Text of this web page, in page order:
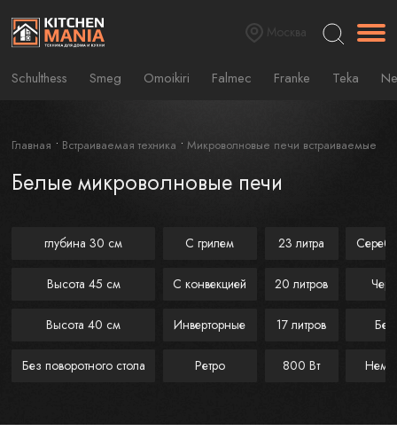
Москва
Schulthess Smeg Omoikiri Falmec Franke Teka
Главная Встраиваемая техника Микроволновые печи встраиваемые
Белые микроволновые печи
глубина 30 см
Высота 45 см
Высота 40 см
Без поворотного стола
С грилем
С конвекцией
Инверторные
Ретро
23 литра
20 литров
17 литров
800 Вт